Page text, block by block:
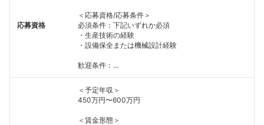
応募資格
＜応募資格/応募条件＞
必須条件：下記いずれか必須
・生産技術の経験
・設備保全または機械設計経験
歓迎条件：...
＜予定年収＞
450万円〜600万円
＜賃金形態＞